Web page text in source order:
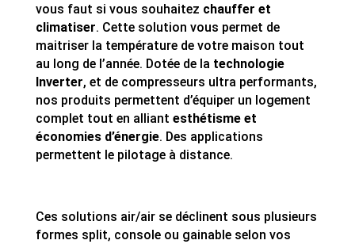
vous faut si vous souhaitez chauffer et
climatiser. Cette solution vous permet de
maitriser la température de votre maison tout
au long de l’année. Dotée de la technologie
Inverter, et de compresseurs ultra performants,
nos produits permettent d’équiper un logement
complet tout en alliant esthétisme et
économies d’énergie. Des applications
permettent le pilotage à distance.
Ces solutions air/air se déclinent sous plusieurs
formes split, console ou gainable selon vos